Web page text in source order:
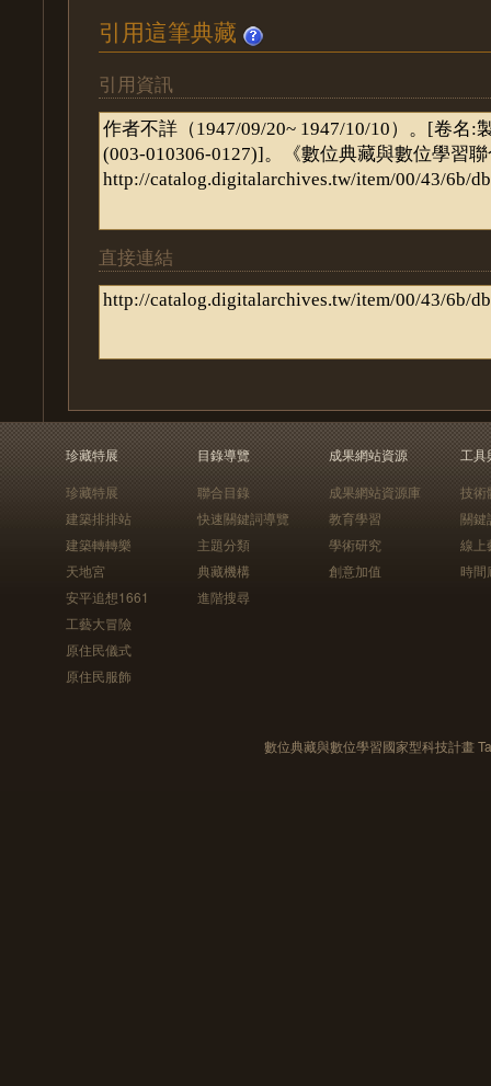
引用這筆典藏
引用資訊
直接連結
珍藏特展
珍藏特展
建築排排站
建築轉轉樂
天地宮
安平追想1661
工藝大冒險
原住民儀式
原住民服飾
目錄導覽
聯合目錄
快速關鍵詞導覽
主題分類
典藏機構
進階搜尋
成果網站資源
成果網站資源庫
教育學習
學術研究
創意加值
工具
技術
關鍵
線上
時間
數位典藏與數位學習國家型科技計畫